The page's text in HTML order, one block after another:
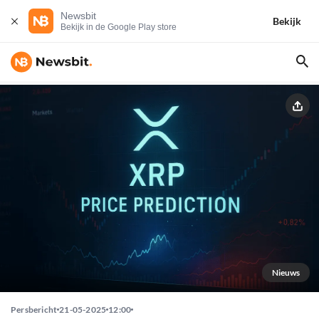
Newsbit
Bekijk in de Google Play store
Bekijk
Nieuws
Persbericht 21-05-2025 12:00